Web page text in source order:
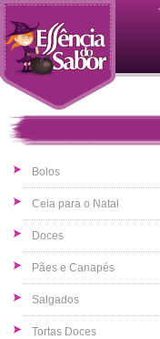
Bolos
Ceia para o Natal
Doces
Pães e Canapés
Salgados
Tortas Doces